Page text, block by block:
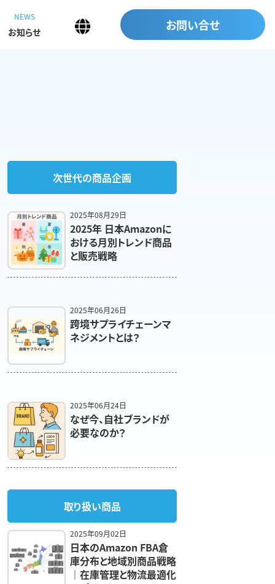
NEWS
お知らせ お問い合せ
次世代の商品企画
2025年08月29日
2025年 日本Amazonに
おける月別トレンド商品
と販売戦略
2025年06月26日
跨境サプライチェーンマ
ネジメントとは？
2025年06月24日
なぜ今、自社ブランドが
必要なのか？
取り扱い商品
2025年09月02日
日本のAmazon FBA倉
庫分布と地域別商品戦略
｜在庫管理と物流最適化